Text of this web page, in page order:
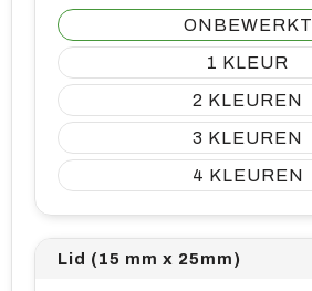
ONBEWERKT
1
2
3
4
Lid (15 mm x 25mm)